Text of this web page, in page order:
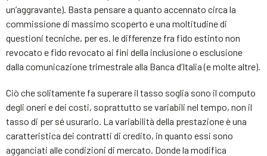
un’aggravante). Basta pensare a quanto accennato circa la
commissione di massimo scoperto e una moltitudine di
questioni tecniche, per es. le differenze fra fido estinto non
revocato e fido revocato ai fini della inclusione o esclusione
dalla comunicazione trimestrale alla Banca d’Italia (e molte altre).
Ciò che solitamente fa superare il tasso soglia sono il computo
degli oneri e dei costi, soprattutto se variabili nel tempo, non il
tasso di per sé usurario. La variabilità della prestazione è una
caratteristica dei contratti di credito, in quanto essi sono
agganciati alle condizioni di mercato. Donde la modifica